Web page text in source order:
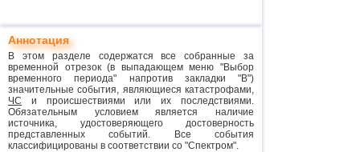
Аннотация
В этом разделе содержатся все собранные за
временной отрезок (в выпадающем меню "Выбор
временного периода" напротив закладки "В")
значительные события, являющиеся катастрофами,
ЧС и происшествиями или их последствиями.
Обязательным условием является наличие
источника, удостоверяющего достоверность
представленных событий. Все события
классифицированы в соответствии со "Спектром".